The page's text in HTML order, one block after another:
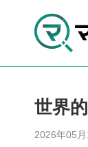
世界
2026年05月